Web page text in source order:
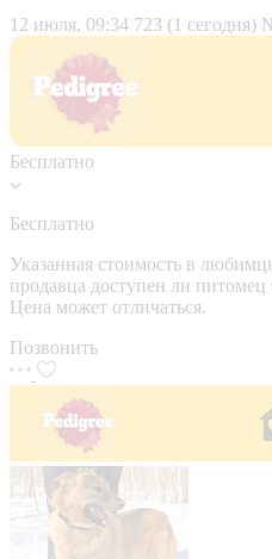
12 июля, 09:34 723 (1 сегодня)
Бесплатно
Бесплатно
Указанная стоимость в
продавца доступен ли питомец
Цена может отличаться.
Позвонить